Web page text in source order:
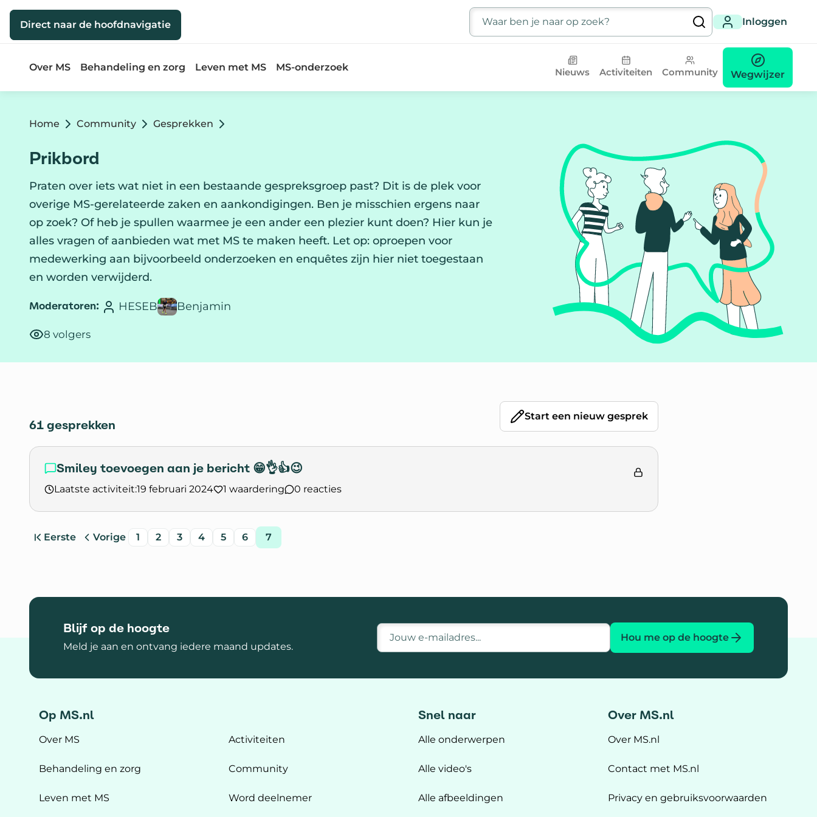
Direct naar de inhoud
Direct naar de hoofdnavigatie
Zoeken
Inloggen
Over MS Behandeling en zorg Leven met MS MS-onderzoek Nieuws Activiteiten Community Wegwijzer
Home Community Gesprekken
Prikbord
Praten over iets wat niet in een bestaande gespreksgroep past? Dit is de plek voor
overige MS-gerelateerde zaken en aankondigingen. Ben je misschien ergens naar
op zoek? Of heb je spullen waarmee je een ander een plezier kunt doen? Hier kun je
alles vragen of aanbieden wat met MS te maken heeft. Let op: oproepen voor
medewerking aan bijvoorbeeld onderzoeken en enquêtes zijn hier niet toegestaan
en worden verwijderd.
Moderatoren: HESEB Benjamin
8 volgers
61 gesprekken
Start een nieuw gesprek
Smiley toevoegen aan je bericht 😁👌👍😉
Laatste activiteit:19 februari 2024 1 waardering
0 reacties
Ga naar
Eerste
pagina Vorige
pagina pagina
1 pagina
2 pagina
3 pagina
4 pagina
5 pagina
6 pagina
7
Blijf op de hoogte
Meld je aan en ontvang iedere maand updates.
E-mailadres
Hou me op de hoogte
Op MS.nl
Over MS
Behandeling en zorg
Leven met MS
Activiteiten
Community
Word deelnemer
Snel naar
Alle onderwerpen
Alle video's
Alle afbeeldingen
Over MS.nl
Over MS.nl
Contact met MS.nl
Privacy en gebruiksvoorwaarden